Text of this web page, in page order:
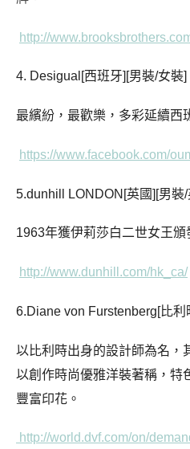
http://
4. Desigual[西班牙][男裝/女裝]
最繽紛，最歡樂，多彩延續西
https://www.facebook.com/
5.dunhill LONDON[英國][男裝/
1963年獲伊莉莎白二世女王頒
http://www.dunhill.com/hk_ca/
6.Diane von Furstenberg[比利
以比利時出身的設計師為名，
以創作時尚優雅洋裝著稱，特
豐富印花。
http://world.dvf.com/on/